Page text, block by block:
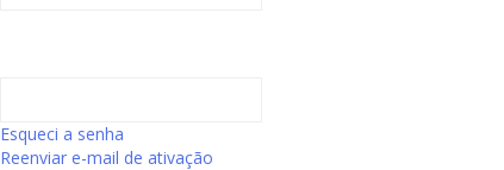
Esqueci a senha
Reenviar e-mail de ativação